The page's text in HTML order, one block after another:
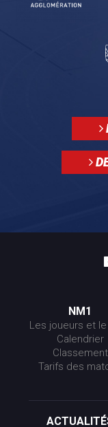
NM1
Les joueurs et
Calendrier
Classement
Tarifs des